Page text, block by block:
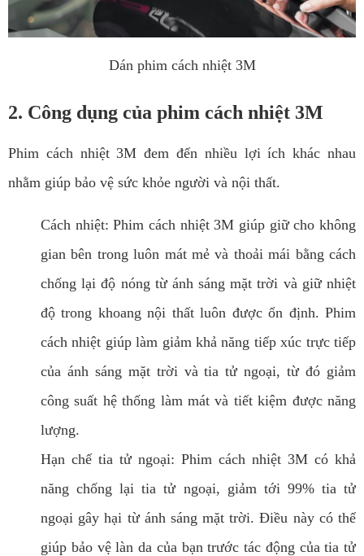
Dán phim cách nhiệt 3M
2. Công dụng của phim cách nhiệt 3M
Phim cách nhiệt 3M đem đến nhiều lợi ích khác nhau
nhằm giúp bảo vệ sức khỏe người và nội thất.
Cách nhiệt: Phim cách nhiệt 3M giúp giữ cho không
gian bên trong luôn mát mẻ và thoải mái bằng cách
chống lại độ nóng từ ánh sáng mặt trời và giữ nhiệt
độ trong khoang nội thất luôn được ổn định. Phim
cách nhiệt giúp làm giảm khả năng tiếp xúc trực tiếp
của ánh sáng mặt trời và tia tử ngoại, từ đó giảm
công suất hệ thống làm mát và tiết kiệm được năng
lượng.
Hạn chế tia tử ngoại: Phim cách nhiệt 3M có khả
năng chống lại tia tử ngoại, giảm tới 99% tia tử
ngoại gây hại từ ánh sáng mặt trời. Điều này có thể
giúp bảo vệ làn da của bạn trước tác động của tia tử